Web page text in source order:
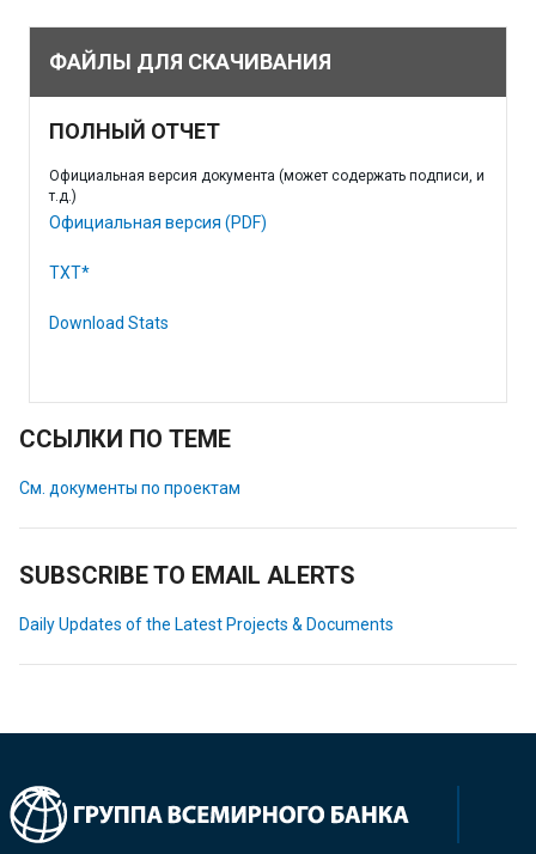
ФАЙЛЫ ДЛЯ СКАЧИВАНИЯ
ПОЛНЫЙ ОТЧЕТ
Официальная версия документа (может содержать подписи, и
т.д.)
Официальная версия (PDF)
TXT*
Download Stats
ССЫЛКИ ПО ТЕМЕ
См. документы по проектам
SUBSCRIBE TO EMAIL ALERTS
Daily Updates of the Latest Projects & Documents